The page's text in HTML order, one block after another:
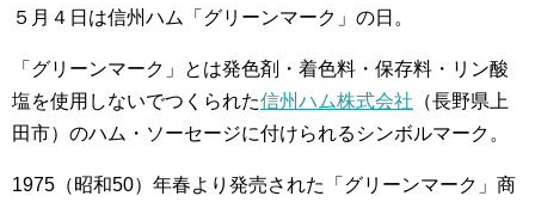
５月４日は信州ハム「グリーンマーク」の日。
「グリーンマーク」とは発色剤・着色料・保存料・リン酸
塩を使用しないでつくられた信州ハム株式会社 （長野県上
田市）のハム・ソーセージに付けられるシンボルマーク。
1975（昭和50）年春より発売された「グリーンマーク」商